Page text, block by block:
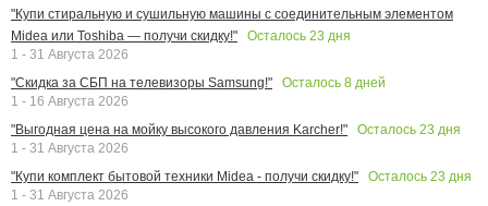
"Купи стиральную и сушильную машины с соединительным элементом
Midea или Toshiba — получи скидку!"
Осталось 23 дня
1 - 31 Августа 2026
"Скидка за СБП на телевизоры Samsung!"
Осталось 8 дней
1 - 16 Августа 2026
"Выгодная цена на мойку высокого давления Karcher!"
Осталось 23 дня
1 - 31 Августа 2026
"Купи комплект бытовой техники Midea - получи скидку!"
Осталось 23 дня
1 - 31 Августа 2026